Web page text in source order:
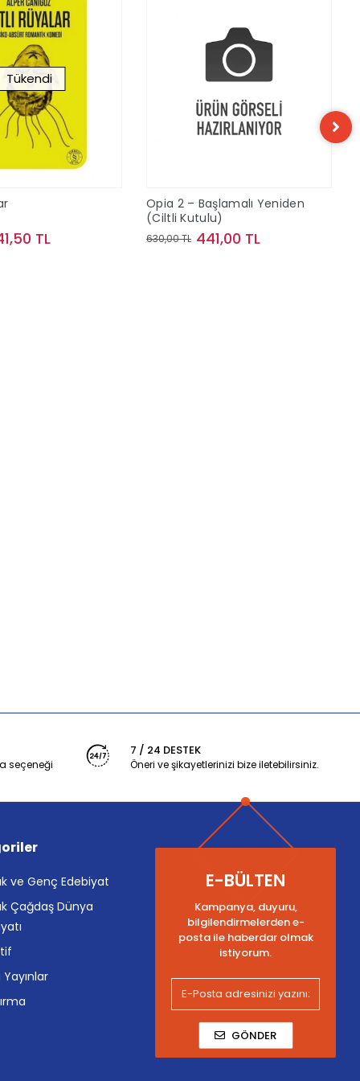
Tükendi
TL
Opia 2 – Başlamalı Yeniden
(Ciltli Kutulu)
630,00 TL 441,00 TL
seçeneği
7 / 24 DESTEK
Öneri ve şikayetlerinizi bize iletebilirsiniz.
ve Genç Edebiyat
Çağdaş Dünya
Yayınlar
E-BÜLTEN
Kampanya, duyuru,
bilgilendirmelerden e-
posta ile haberdar olmak
istiyorum.
GÖNDER